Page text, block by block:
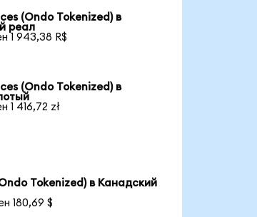
(Ondo Tokenized) в
реал
1 943,38 R$
(Ondo Tokenized) в
1 416,72 zł
Tokenized) в Канадский
180,69 $